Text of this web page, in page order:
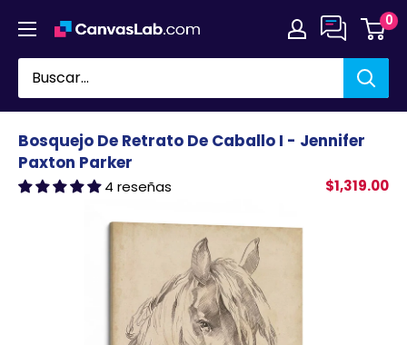
directamente
contenido
0
Bosquejo De Retrato De Caballo I - Jennifer
Paxton Parker
4 reseñas $1,319.00